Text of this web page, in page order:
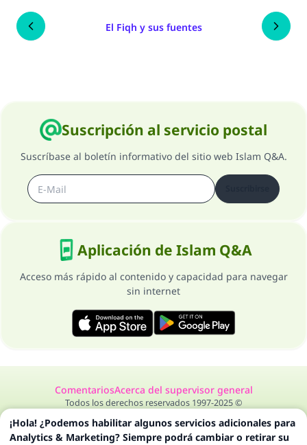
El Fiqh y sus fuentes
Suscripción al servicio postal
Suscríbase al boletín informativo del sitio web Islam Q&A.
Aplicación de Islam Q&A
Acceso más rápido al contenido y capacidad para navegar
sin internet
ComentariosAcerca del supervisor general
Todos los derechos reservados 1997-2025 ©
¡Hola! ¿Podemos habilitar algunos servicios adicionales para
Analytics & Marketing? Siempre podrá cambiar o retirar su